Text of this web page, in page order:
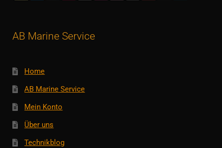
AB Marine Service
Home
AB Marine Service
Mein Konto
Über uns
Technikblog